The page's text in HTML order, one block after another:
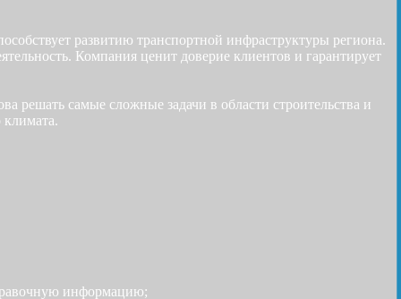
развитию транспортной инфраструктуры региона.
Компания ценит доверие клиентов и гарантирует
самые сложные задачи в области строительства и
климата.
информацию;